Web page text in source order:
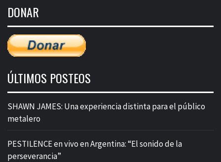
entradas
DONAR
ÚLTIMOS POSTEOS
SHAWN JAMES: Una experiencia distinta para el público
metalero
PESTILENCE en vivo en Argentina: “El sonido de la
perseverancia”